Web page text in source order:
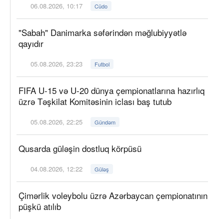
06.08.2026, 10:17 Cüdo
"Sabah" Danimarka səfərindən məğlubiyyətlə
qayıdır
05.08.2026, 23:23 Futbol
FIFA U-15 və U-20 dünya çempionatlarına hazırlıq
üzrə Təşkilat Komitəsinin iclası baş tutub
05.08.2026, 22:25 Gündəm
Qusarda güləşin dostluq körpüsü
04.08.2026, 12:22 Güləş
Çimərlik voleybolu üzrə Azərbaycan çempionatının
püşkü atılıb